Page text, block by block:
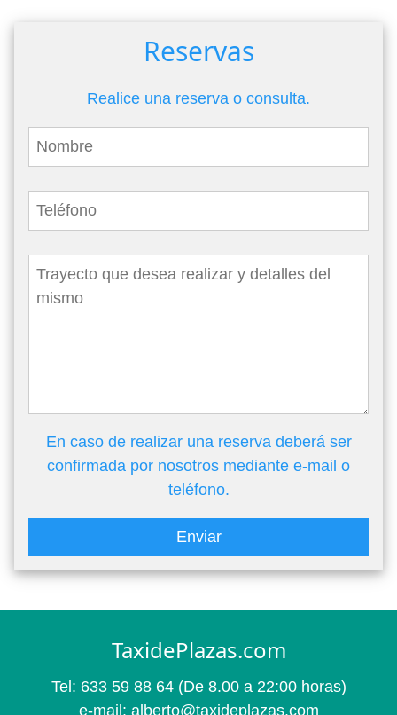
Reservas
Realice una reserva o consulta.
En caso de realizar una reserva deberá ser
confirmada por nosotros mediante e-mail o
teléfono.
Enviar
TaxidePlazas.com
Tel: 633 59 88 64 (De 8.00 a 22:00 horas)
e-mail: alberto@taxideplazas.com